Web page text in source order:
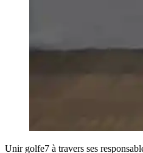
Unir golfe7 à travers ses